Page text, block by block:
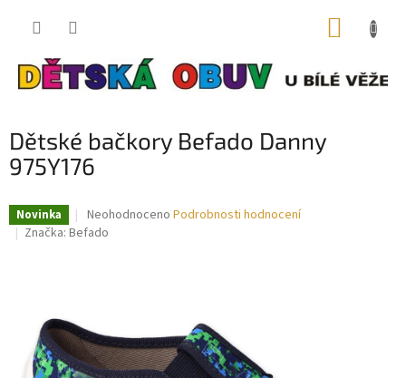
Dětské bačkory Befado Danny
975Y176
Novinka
Průměrné
hodnocení
hvězdiček.
Neohodnoceno Podrobnosti hodnocení
Značka: Befado